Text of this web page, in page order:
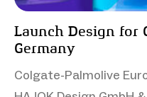
Launch Design for
Germany
Colgate-Palmolive